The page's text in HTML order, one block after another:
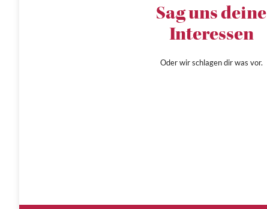
Sag uns deine
Interessen
Oder wir schlagen dir was vor.